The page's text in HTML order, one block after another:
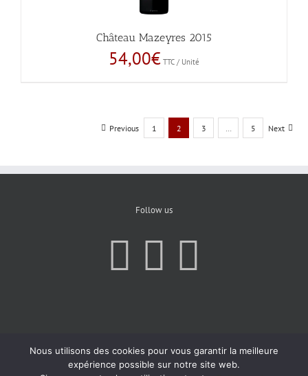
Château Mazeyres 2015
54,00€ TTC / Unité
Previous 1 2 3 5 Next
Follow us
Nous utilisons des cookies pour vous garantir la meilleure
expérience possible sur notre site web.